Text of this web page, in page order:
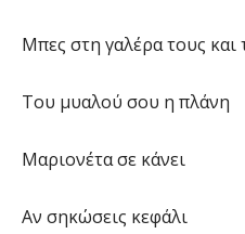
Μπες στη γαλέρα τους και
Του μυαλού σου η πλάνη
Μαριονέτα σε κάνει
Αν σηκώσεις κεφάλι